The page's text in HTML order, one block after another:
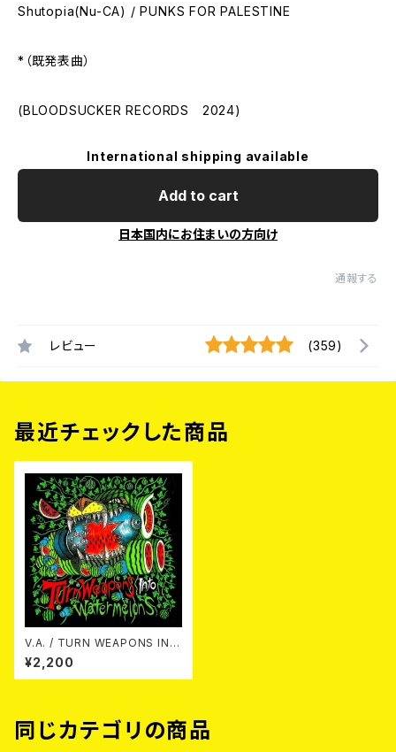
Shutopia(Nu-CA) / PUNKS FOR PALESTINE
*（既発表曲）
(BLOODSUCKER RECORDS 2024)
International shipping available
Add to cart
日本国内にお住まいの方向け
通報する
レビュー (359)
最近チェックした商品
V.A. / TURN WEAPONS INT
O WATERMELONS CD
¥2,200
同じカテゴリの商品